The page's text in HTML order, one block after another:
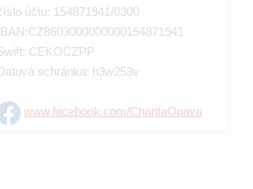
účtu: 154871941/0300
CEKOCZPP
schránka: h3w253v
www.facebook.com/CharitaOpava